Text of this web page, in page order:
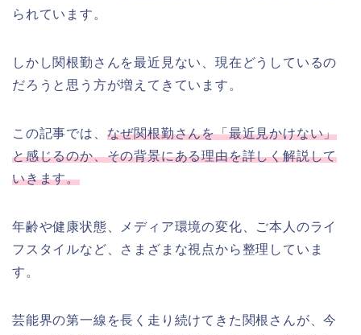
られています。
しかし関根勤さんを最近見ない、現在どうしているの
だろうと思う方が増えてきています。
この記事では、 なぜ関根勤さんを「最近見かけない」
と感じるのか、その背景にある理由を詳しく解説して
いきます。
年齢や健康状態、メディア環境の変化、ご本人のライ
フスタイルなど、さまざまな視点から整理していま
す。
芸能界の第一線を長く走り続けてきた関根さんが、今